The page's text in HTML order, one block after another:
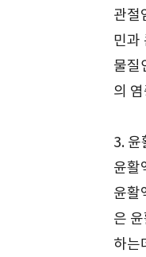
관절
민과
물질
의
3. 윤
윤활
윤활
은
하는